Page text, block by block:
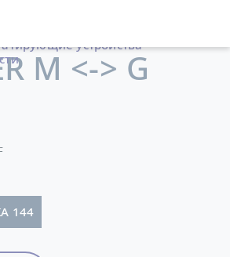
устройства
M <-> G
144